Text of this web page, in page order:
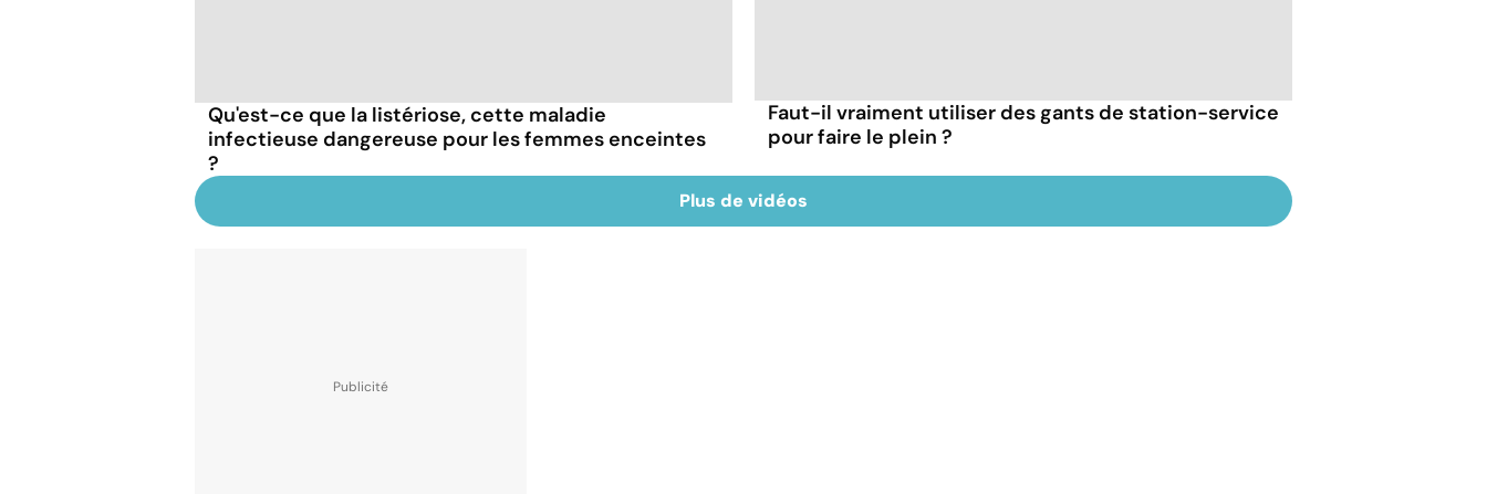
Qu'est-ce que la listériose, cette maladie
infectieuse dangereuse pour les femmes enceintes
?
Faut-il vraiment utiliser des gants de station-service
pour faire le plein ?
Plus de vidéos